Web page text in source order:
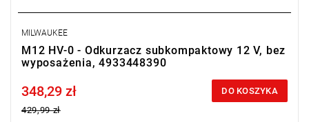
MILWAUKEE
M12 HV-0 - Odkurzacz subkompaktowy 12 V, bez
wyposażenia, 4933448390
Price tax included
348,29 zł
429,99 zł
DO KOSZYKA